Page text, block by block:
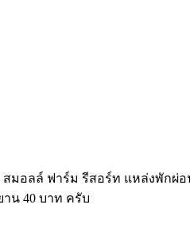
มอลล์ ฟาร์ม รีสอร์ท แหล่งพักผ่
าน 40 บาท ครับ